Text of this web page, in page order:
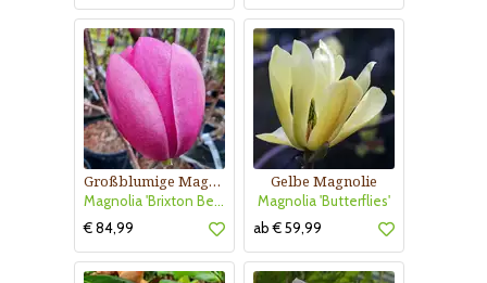
Großblumige Magnolie
Magnolia 'Brixton Belle'
€ 84,99
Gelbe Magnolie
Magnolia 'Butterflies'
ab € 59,99